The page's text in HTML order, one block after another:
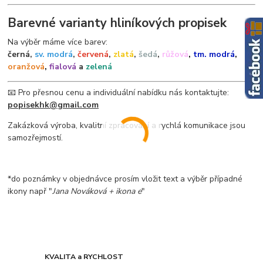
KVALITA a RYCHLOST
Barevné varianty hliníkových propisek
Na výběr máme více barev:
černá, sv. modrá,červená, zlatá, šedá, růžová, tm. modrá,
oranžová,fialová a zelená
📧 Pro přesnou cenu a individuální nabídku nás kontaktujte:
popisekhk@gmail.com
Zakázková výroba, kvalitní zpracování a rychlá komunikace jsou
samozřejmostí.
*do poznámky v objednávce prosím vložit text a výběr případné
ikony např "Jana Nováková + ikona e"